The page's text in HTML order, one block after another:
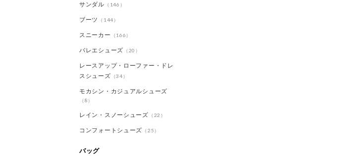
サンダル （146）
ブーツ （144）
スニーカー （166）
バレエシューズ （20）
レースアップ・ローファー・ドレ
スシューズ （34）
モカシン・カジュアルシューズ
（8）
レイン・スノーシューズ （22）
コンフォートシューズ （25）
バッグ